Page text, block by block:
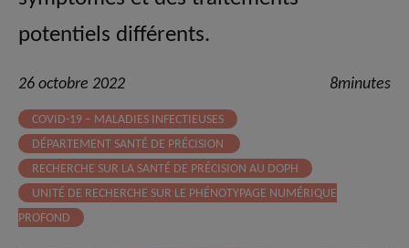
potentiels différents.
26 octobre 2022 8minutes
COVID-19 – MALADIES INFECTIEUSES
DÉPARTEMENT SANTÉ DE PRÉCISION
RECHERCHE SUR LA SANTÉ DE PRÉCISION AU DOPH
UNITÉ DE RECHERCHE SUR LE PHÉNOTYPAGE NUMÉRIQUE
PROFOND